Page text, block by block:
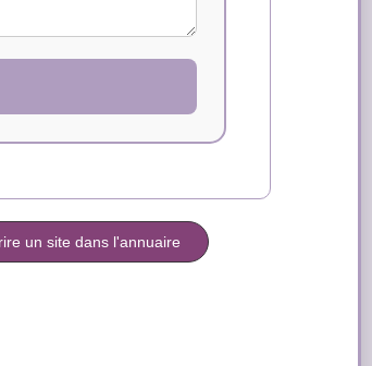
un site dans l'annuaire